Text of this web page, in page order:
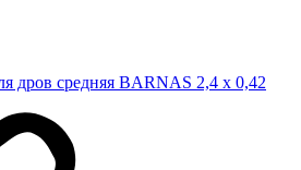
дров средняя BARNAS 2,4 x 0,42